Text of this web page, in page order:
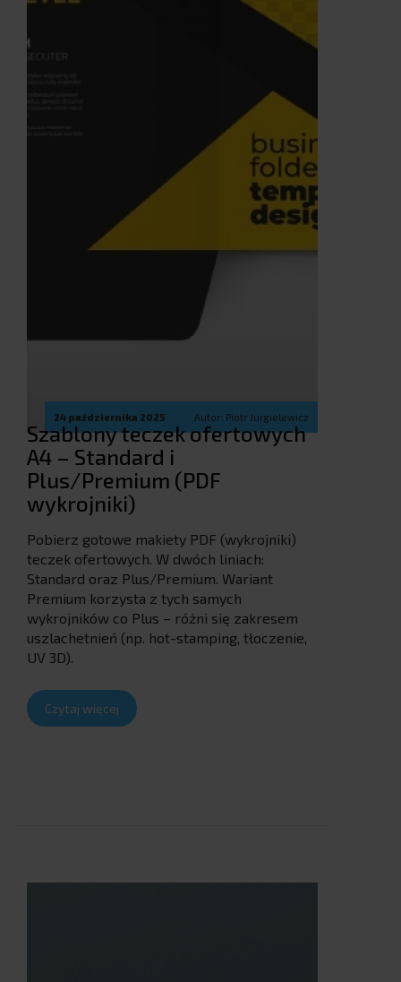
24 października 2025 Autor: Piotr Jurgielewicz
Szablony teczek ofertowych
A4 – Standard i
Plus/Premium (PDF
wykrojniki)
Pobierz gotowe makiety PDF (wykrojniki)
teczek ofertowych. W dwóch liniach:
Standard oraz Plus/Premium. Wariant
Premium korzysta z tych samych
wykrojników co Plus – różni się zakresem
uszlachetnień (np. hot-stamping, tłoczenie,
UV 3D).
Czytaj więcej